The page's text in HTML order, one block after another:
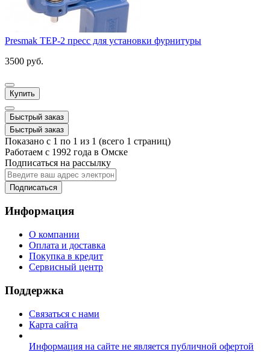
Presmak TEP-2 пресс для установки фурнитуры
3500 руб.
Купить
Быстрый заказ
Быстрый заказ
Показано с 1 по 1 из 1 (всего 1 страниц)
Работаем с 1992 года в Омске
Подписаться на рассылку
Подписаться
Информация
О компании
Оплата и доставка
Покупка в кредит
Сервисный центр
Поддержка
Связаться с нами
Карта сайта
Информация на сайте не является публичной офертой